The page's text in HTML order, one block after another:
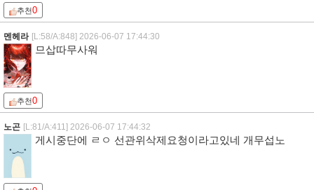
추천0
멘헤라 [L:58/A:848] 2026-06-07 17:44:30
므삽따무사워
추천0
노곤 [L:81/A:411] 2026-06-07 17:44:32
게시중단에 ㄹㅇ 선관위삭제요청이라고있네 개무섭노